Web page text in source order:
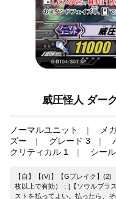
威圧怪人 ダー
ノーマルユニット メ
ズー
グレード 3
クリティカル 1
シー
【自】【(V)】【Gブレイク】
枚以上で有効）：[【ソウルブラ
ストを払ってよい。払ったら、